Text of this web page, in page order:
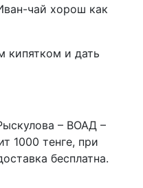
чай хорош как
кипятком и дать
– ВОАД –
1000 тенге, при
бесплатна.